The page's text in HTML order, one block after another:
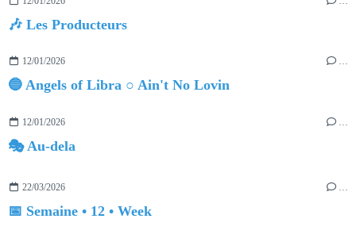
🎶 Les Producteurs
12/01/2026 …
🔵 Angels of Libra ○ Ain't No Lovin
12/01/2026
🎭 Au-dela
22/03/2026 …
📅 Semaine • 12 • Week